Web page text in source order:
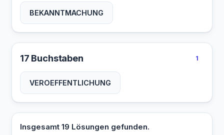
BEKANNTMACHUNG
17 Buchstaben 1
VEROEFFENTLICHUNG
Insgesamt 19 Lösungen gefunden.